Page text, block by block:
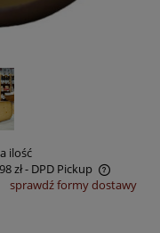
ilość
zł- DPD Pickup
płatności
sprawdź formy dostawy